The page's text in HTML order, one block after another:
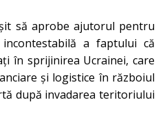
să aprobe ajutorul pentru
a faptului că
în sprijinirea Ucrainei, care
și logistice în războiul
după invadarea teritoriului